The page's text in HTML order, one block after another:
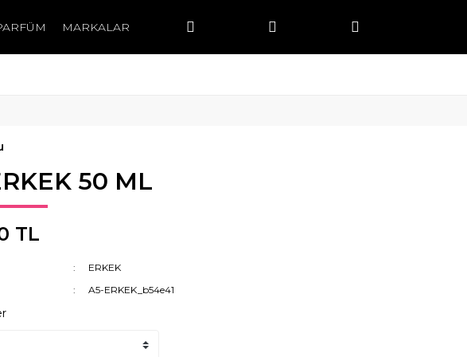
MARKALAR
50 ML
TL
ERKEK
A5-ERKEK_b54e41